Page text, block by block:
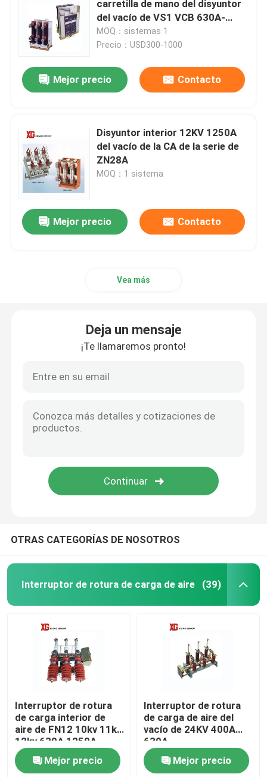
Fusible de HRC
Caída del fusible
Tipo seco transformador de poder
Subestación compacta del transformador
carretilla de mano del disyuntor
del vacío de VS1 VCB 630A-
5000A 12kv
MOQ：sistemas 1
Precio：USD300-1000
Mejor precio Contacto
Disyuntor interior 12KV 1250A
del vacío de la CA de la serie de
ZN28A
MOQ：1 sistema
Mejor precio Contacto
Vea más
Deja un mensaje
¡Te llamaremos pronto!
OTRAS CATEGORÍAS DE NOSOTROS
Interruptor de rotura de carga de aire (39)
Interruptor de rotura
de carga interior de
aire de FN12 10kv 11kv
12kv 630A 1250A
Mejor precio
Interruptor de rotura
de carga de aire del
vacío de 24KV 400A
630A
Mejor precio